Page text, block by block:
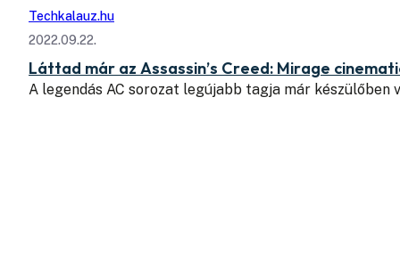
Techkalauz.hu
2022.09.22.
Láttad már az Assassin’s Creed: Mirage
A legendás AC sorozat legújabb tagja már készülőben